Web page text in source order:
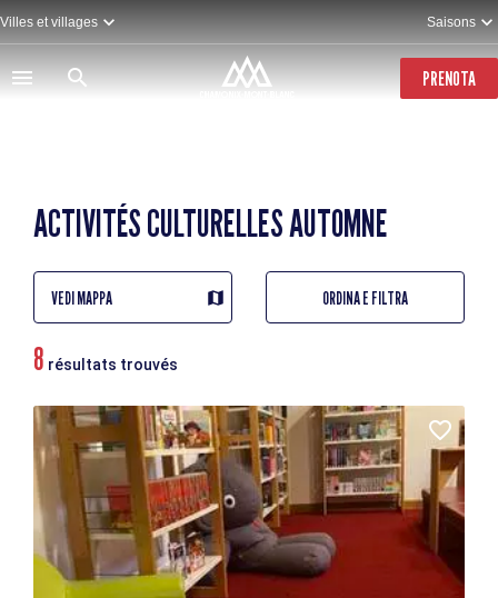
Salta
al
contenuto
principale
Villes et villages Saisons
PRENOTA
ACTIVITÉS CULTURELLES AUTOMNE
VEDI MAPPA ORDINA E FILTRA
8 résultats trouvés